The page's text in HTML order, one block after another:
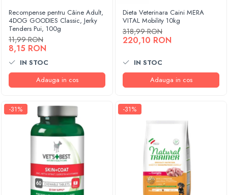
Recompense pentru Câine Adult,
4DOG GOODIES Classic, Jerky
Tenders Pui, 100g
11,99 RON
8,15 RON
IN STOC
Adauga in cos
Dieta Veterinara Caini MERA
VITAL Mobility 10kg
318,99 RON
220,10 RON
IN STOC
Adauga in cos
-31% -31%